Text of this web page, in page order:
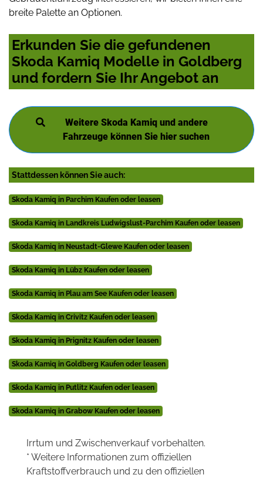
breite Palette an Optionen.
Erkunden Sie die gefundenen
Skoda Kamiq Modelle in Goldberg
und fordern Sie Ihr Angebot an
Weitere Skoda Kamiq und andere
Fahrzeuge können Sie hier suchen
Stattdessen können Sie auch:
Skoda Kamiq in Parchim Kaufen oder leasen
Skoda Kamiq in Landkreis Ludwigslust-Parchim Kaufen oder leasen
Skoda Kamiq in Neustadt-Glewe Kaufen oder leasen
Skoda Kamiq in Lübz Kaufen oder leasen
Skoda Kamiq in Plau am See Kaufen oder leasen
Skoda Kamiq in Crivitz Kaufen oder leasen
Skoda Kamiq in Prignitz Kaufen oder leasen
Skoda Kamiq in Goldberg Kaufen oder leasen
Skoda Kamiq in Putlitz Kaufen oder leasen
Skoda Kamiq in Grabow Kaufen oder leasen
Irrtum und Zwischenverkauf vorbehalten.
* Weitere Informationen zum offiziellen
Kraftstoffverbrauch und zu den offiziellen